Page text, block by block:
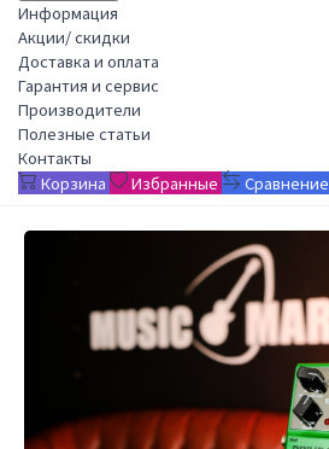
Информация
Акции/ скидки
Доставка и оплата
Гарантия и сервис
Производители
Полезные статьи
Контакты
Корзина
Избранные Сравнение